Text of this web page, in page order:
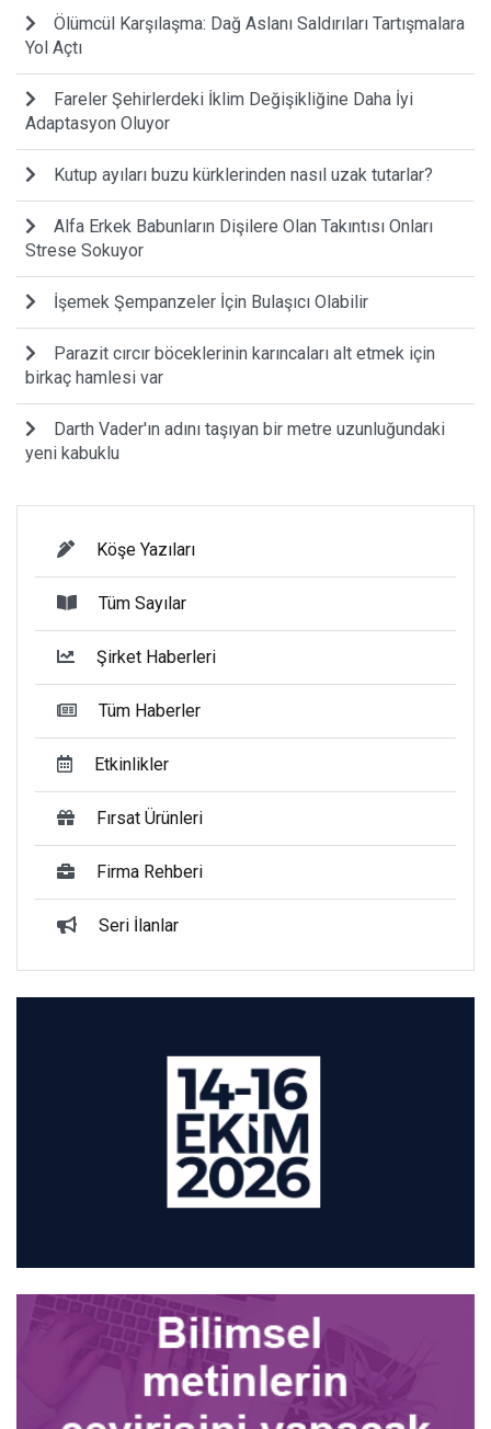
Ölümcül Karşılaşma: Dağ Aslanı Saldırıları Tartışmalara
Yol Açtı
Fareler Şehirlerdeki İklim Değişikliğine Daha İyi
Adaptasyon Oluyor
Kutup ayıları buzu kürklerinden nasıl uzak tutarlar?
Alfa Erkek Babunların Dişilere Olan Takıntısı Onları
Strese Sokuyor
İşemek Şempanzeler İçin Bulaşıcı Olabilir
Parazit cırcır böceklerinin karıncaları alt etmek için
birkaç hamlesi var
Darth Vader'ın adını taşıyan bir metre uzunluğundaki
yeni kabuklu
Köşe Yazıları
Tüm Sayılar
Şirket Haberleri
Tüm Haberler
Etkinlikler
Fırsat Ürünleri
Firma Rehberi
Seri İlanlar